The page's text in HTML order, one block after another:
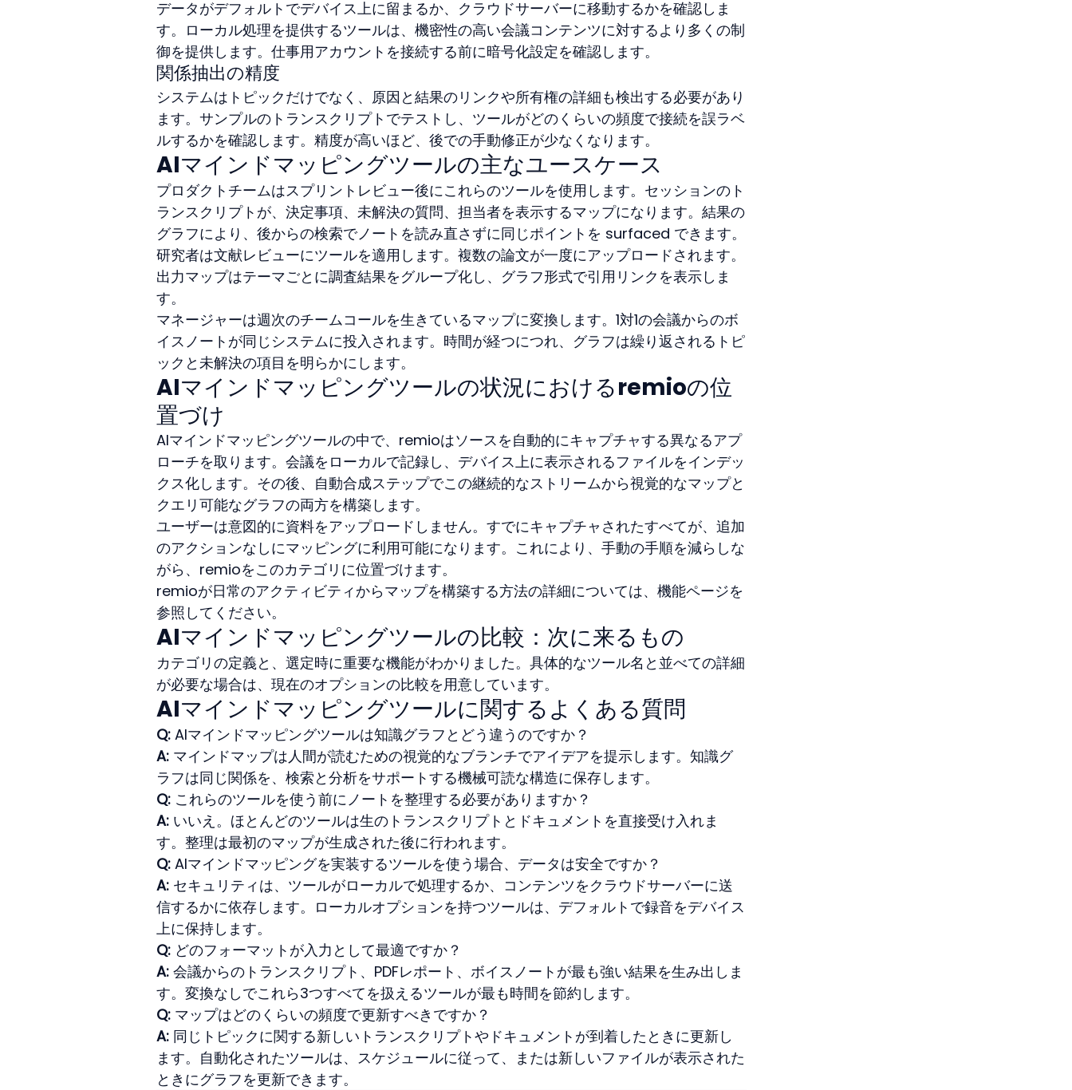
データがデフォルトでデバイス上に留まるか、クラウドサーバーに移動するかを確認しま
す。ローカル処理を提供するツールは、機密性の高い会議コンテンツに対するより多くの制
御を提供します。仕事用アカウントを接続する前に暗号化設定を確認します。
関係抽出の精度
システムはトピックだけでなく、原因と結果のリンクや所有権の詳細も検出する必要があり
ます。サンプルのトランスクリプトでテストし、ツールがどのくらいの頻度で接続を誤ラベ
ルするかを確認します。精度が高いほど、後での手動修正が少なくなります。
AIマインドマッピングツールの主なユースケース
プロダクトチームはスプリントレビュー後にこれらのツールを使用します。セッションのト
ランスクリプトが、決定事項、未解決の質問、担当者を表示するマップになります。結果の
グラフにより、後からの検索でノートを読み直さずに同じポイントを surfaced できます。
研究者は文献レビューにツールを適用します。複数の論文が一度にアップロードされます。
出力マップはテーマごとに調査結果をグループ化し、グラフ形式で引用リンクを表示しま
す。
マネージャーは週次のチームコールを生きているマップに変換します。1対1の会議からのボ
イスノートが同じシステムに投入されます。時間が経つにつれ、グラフは繰り返されるトピ
ックと未解決の項目を明らかにします。
AIマインドマッピングツールの状況におけるremioの位
置づけ
AIマインドマッピングツールの中で、remioはソースを自動的にキャプチャする異なるアプ
ローチを取ります。会議をローカルで記録し、デバイス上に表示されるファイルをインデッ
クス化します。その後、自動合成ステップでこの継続的なストリームから視覚的なマップと
クエリ可能なグラフの両方を構築します。
ユーザーは意図的に資料をアップロードしません。すでにキャプチャされたすべてが、追加
のアクションなしにマッピングに利用可能になります。これにより、手動の手順を減らしな
がら、remioをこのカテゴリに位置づけます。
remioが日常のアクティビティからマップを構築する方法の詳細については、機能ページを
参照してください。
AIマインドマッピングツールの比較：次に来るもの
カテゴリの定義と、選定時に重要な機能がわかりました。具体的なツール名と並べての詳細
が必要な場合は、現在のオプションの比較を用意しています。
AIマインドマッピングツールに関するよくある質問
Q: AIマインドマッピングツールは知識グラフとどう違うのですか？
A: マインドマップは人間が読むための視覚的なブランチでアイデアを提示します。知識グ
ラフは同じ関係を、検索と分析をサポートする機械可読な構造に保存します。
Q: これらのツールを使う前にノートを整理する必要がありますか？
A: いいえ。ほとんどのツールは生のトランスクリプトとドキュメントを直接受け入れま
す。整理は最初のマップが生成された後に行われます。
Q: AIマインドマッピングを実装するツールを使う場合、データは安全ですか？
A: セキュリティは、ツールがローカルで処理するか、コンテンツをクラウドサーバーに送
信するかに依存します。ローカルオプションを持つツールは、デフォルトで録音をデバイス
上に保持します。
Q: どのフォーマットが入力として最適ですか？
A: 会議からのトランスクリプト、PDFレポート、ボイスノートが最も強い結果を生み出しま
す。変換なしでこれら3つすべてを扱えるツールが最も時間を節約します。
Q: マップはどのくらいの頻度で更新すべきですか？
A: 同じトピックに関する新しいトランスクリプトやドキュメントが到着したときに更新し
ます。自動化されたツールは、スケジュールに従って、または新しいファイルが表示された
ときにグラフを更新できます。